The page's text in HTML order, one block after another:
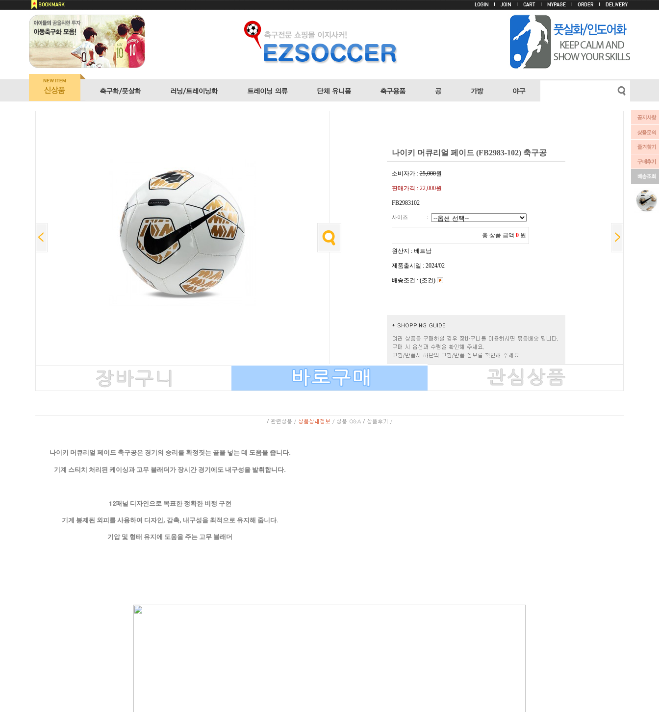
나이키 머큐리얼 페이드 (FB2983-102) 축구공
소비자가 :25,000원
판매가격 : 22,000원
FB2983102
사이즈 :
총 상품 금액 0 원
원산지 : 베트남
제품출시일 : 2024/02
배송조건 : (조건)
나이키 머큐리얼 페이드 축구공은 경기의 승리를 확정짓는 골을 넣는 데 도움을 줍니다.
기계 스티치 처리된 케이싱과 고무 블래더가 장시간 경기에도 내구성을 발휘합니다.
12패널 디자인으로 목표한 정확한 비행 구현
기계 봉제된 외피를 사용하여 디자인, 감촉, 내구성을 최적으로 유지해 줍니다.
기압 및 형태 유지에 도움을 주는 고무 블래더